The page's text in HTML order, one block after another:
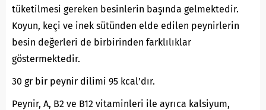
tüketilmesi gereken besinlerin başında gelmektedir.
Koyun, keçi ve inek sütünden elde edilen peynirlerin
besin değerleri de birbirinden farklılıklar
göstermektedir.
30 gr bir peynir dilimi 95 kcal’dır.
Peynir, A, B2 ve B12 vitaminleri ile ayrıca kalsiyum,